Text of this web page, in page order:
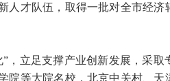
人才队伍，取得一批对全市经济
立足支撑产业创新发展，采取
院等大院名校，北京中关村、